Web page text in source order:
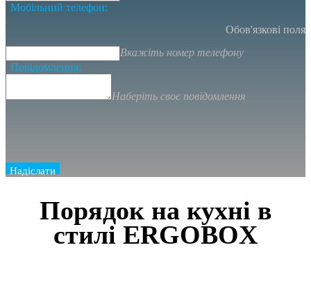
Мобільний телефон:
Обов'язкові поля
Вкажіть номер телефону
Повідомлення:
Наберіть своє повідомлення
Надіслати
Порядок на кухні в
стилі ERGOBOX